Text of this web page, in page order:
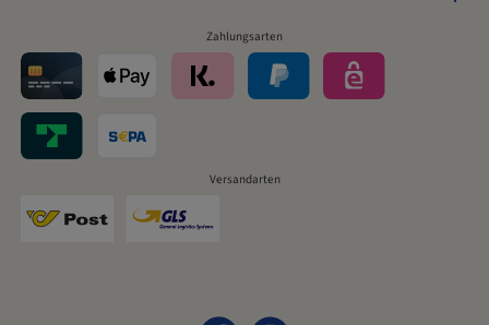
Zahlungsarten
Versandarten